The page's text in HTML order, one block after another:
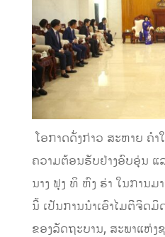
ໂອກາດດັ່ງກ່າວ ສະຫາຍ ຄໍ
ຄວາມຕ້ອນຮັບຢ່າງອົບອຸ່ນ ແ
ນາງ ຟຸງ ທິ ຫົງ ຮ່າ ໃນການ
ນີ້ ເປັນການນໍາເອົາໄມຕີຈິ
ຂອງລັດຖະບານ, ສະພາແຫ່ງ